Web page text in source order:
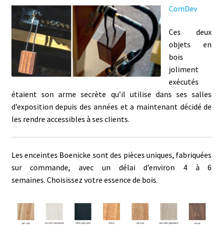
ComDev
Ces deux
objets en
bois
joliment
exécutés
étaient son arme secrète qu’il utilise dans ses salles
d’exposition depuis des années et a maintenant décidé de
les rendre accessibles à ses clients.
Les enceintes Boenicke sont des pièces uniques, fabriquées
sur commande, avec un délai d’environ 4 à 6
semaines. Choisissez votre essence de bois.